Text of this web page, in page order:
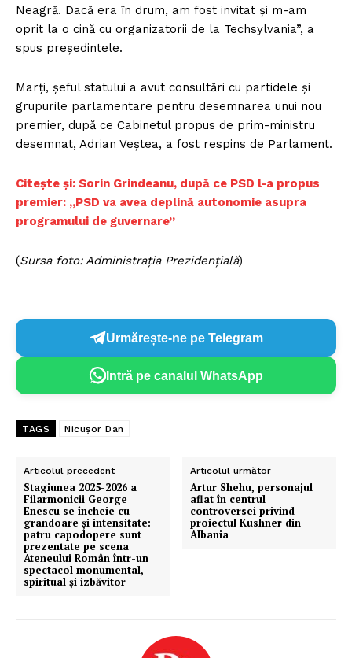
Neagră. Dacă era în drum, am fost invitat şi m-am
oprit la o cină cu organizatorii de la Techsylvania”, a
spus preşedintele.
Marţi, şeful statului a avut consultări cu partidele şi
grupurile parlamentare pentru desemnarea unui nou
premier, după ce Cabinetul propus de prim-ministru
desemnat, Adrian Veştea, a fost respins de Parlament.
Citește și: Sorin Grindeanu, după ce PSD l-a propus
premier: „PSD va avea deplină autonomie asupra
programului de guvernare”
(Sursa foto: Administrația Prezidențială)
Urmărește-ne pe Telegram
Intră pe canalul WhatsApp
TAGS Nicușor Dan
Articolul precedent
Stagiunea 2025-2026 a
Filarmonicii George
Enescu se încheie cu
grandoare și intensitate:
patru capodopere sunt
prezentate pe scena
Ateneului Român într-un
spectacol monumental,
spiritual și izbăvitor
Articolul următor
Artur Shehu, personajul
aflat în centrul
controversei privind
proiectul Kushner din
Albania